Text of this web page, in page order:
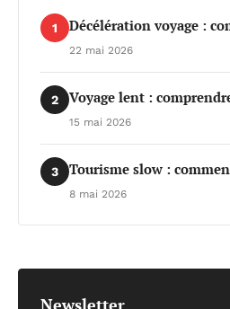
1 Décélération voyage :
22 mai 2026
2 Voyage lent :
15 mai 2026
3 Tourisme slow :
8 mai 2026
Newsletter